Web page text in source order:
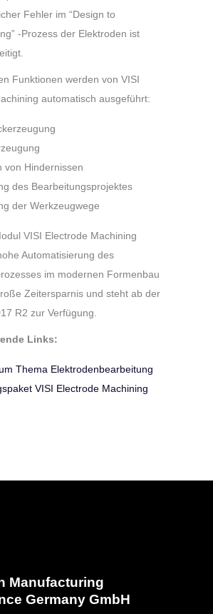
Fehler im “Design to
-Prozess der Elektroden ist
Funktionen werden von VISI
automatisch ausgeführt:
von Hindernissen
des Bearbeitungsprojektes
der Werkzeugwege
VISI Electrode Machining
Automatisierung des
im modernen Formenbau
Zeitersparnis und steht ab der
R2 zur Verfügung.
Links:
Thema Elektrodenbearbeitung
VISI Electrode Machining
Manufacturing
Germany GmbH